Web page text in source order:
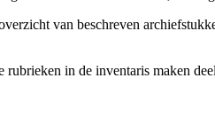
van beschreven
in de inventaris maken